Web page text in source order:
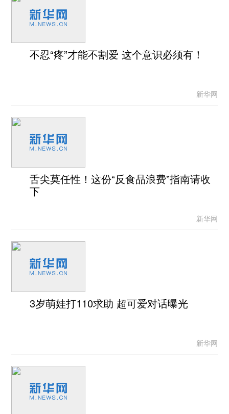
不忍“疼”才能不割爱 这个意识必须有！
新华网
舌尖莫任性！这份“反食品浪费”指南请收
下
新华网
3岁萌娃打110求助 超可爱对话曝光
新华网